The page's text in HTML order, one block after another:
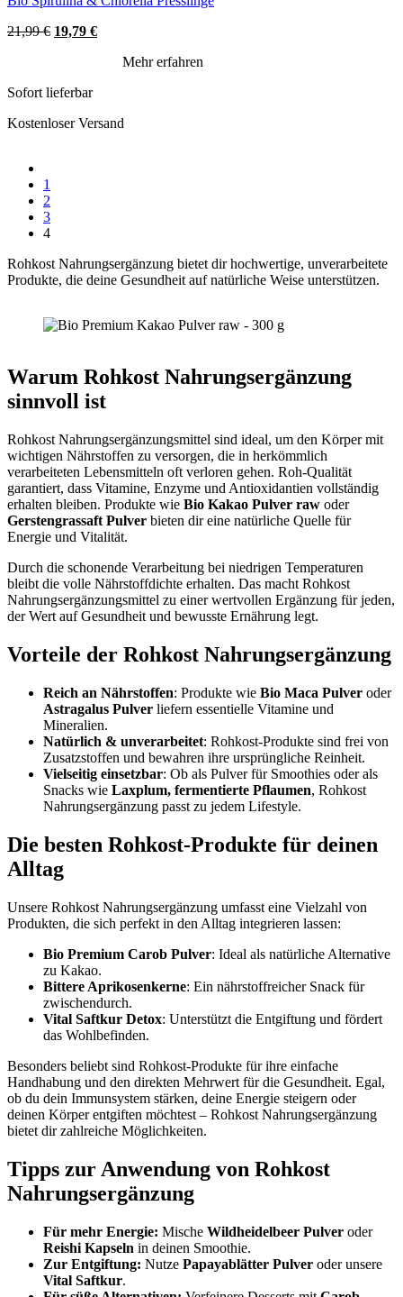
21,99€ Original
19,79 €Current
Mehr erfahren
Sofort lieferbar
Kostenloser Versand
1
2
3
4
Rohkost Nahrungsergänzung bietet dir hochwertige, unverarbeitete
Produkte, die deine Gesundheit auf natürliche Weise unterstützen.
Warum Rohkost Nahrungsergänzung
sinnvoll ist
Rohkost Nahrungsergänzungsmittel sind ideal, um den Körper mit
wichtigen Nährstoffen zu versorgen, die in herkömmlich
verarbeiteten Lebensmitteln oft verloren gehen. Roh-Qualität
garantiert, dass Vitamine, Enzyme und Antioxidantien vollständig
erhalten bleiben. Produkte wie Bio Kakao Pulver raw oder
Gerstengrassaft Pulver bieten dir eine natürliche Quelle für
Energie und Vitalität.
Durch die schonende Verarbeitung bei niedrigen Temperaturen
bleibt die volle Nährstoffdichte erhalten. Das macht Rohkost
Nahrungsergänzungsmittel zu einer wertvollen Ergänzung für jeden,
der Wert auf Gesundheit und bewusste Ernährung legt.
Vorteile der Rohkost Nahrungsergänzung
Reich an Nährstoffen: Produkte wie Bio Maca Pulver oder
Astragalus Pulver liefern essentielle Vitamine und
Mineralien.
Natürlich & unverarbeitet: Rohkost-Produkte sind frei von
Zusatzstoffen und bewahren ihre ursprüngliche Reinheit.
Vielseitig einsetzbar: Ob als Pulver für Smoothies oder als
Snacks wie Laxplum, fermentierte Pflaumen, Rohkost
Nahrungsergänzung passt zu jedem Lifestyle.
Die besten Rohkost-Produkte für deinen
Alltag
Unsere Rohkost Nahrungsergänzung umfasst eine Vielzahl von
Produkten, die sich perfekt in den Alltag integrieren lassen:
Bio Premium Carob Pulver: Ideal als natürliche Alternative
zu Kakao.
Bittere Aprikosenkerne: Ein nährstoffreicher Snack für
zwischendurch.
Vital Saftkur Detox: Unterstützt die Entgiftung und fördert
das Wohlbefinden.
Besonders beliebt sind Rohkost-Produkte für ihre einfache
Handhabung und den direkten Mehrwert für die Gesundheit. Egal,
ob du dein Immunsystem stärken, deine Energie steigern oder
deinen Körper entgiften möchtest – Rohkost Nahrungsergänzung
bietet dir zahlreiche Möglichkeiten.
Tipps zur Anwendung von Rohkost
Nahrungsergänzung
Für mehr Energie: Mische Wildheidelbeer Pulver oder
Reishi Kapseln in deinen Smoothie.
Zur Entgiftung: Nutze Papayablätter Pulver oder unsere
Vital Saftkur.